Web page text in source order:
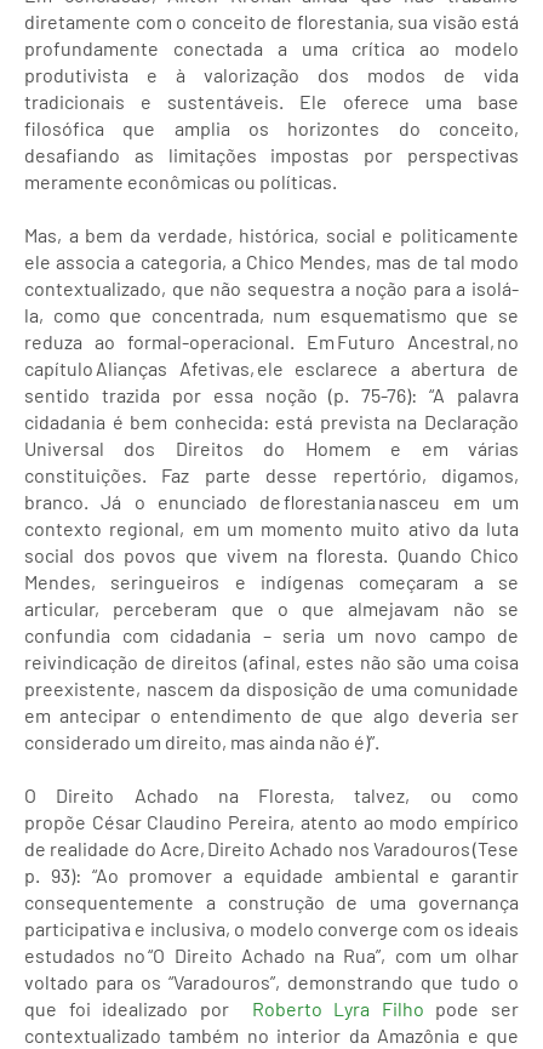
diretamente com o conceito de florestania, sua visão está
profundamente conectada a uma crítica ao modelo
produtivista e à valorização dos modos de vida
tradicionais e sustentáveis. Ele oferece uma base
filosófica que amplia os horizontes do conceito,
desafiando as limitações impostas por perspectivas
meramente econômicas ou políticas.
Mas, a bem da verdade, histórica, social e politicamente
ele associa a categoria, a Chico Mendes, mas de tal modo
contextualizado, que não sequestra a noção para a isolá-
la, como que concentrada, num esquematismo que se
reduza ao formal-operacional. Em Futuro Ancestral, no
capítulo Alianças Afetivas, ele esclarece a abertura de
sentido trazida por essa noção (p. 75-76): “A palavra
cidadania é bem conhecida: está prevista na Declaração
Universal dos Direitos do Homem e em várias
constituições. Faz parte desse repertório, digamos,
branco. Já o enunciado de florestania nasceu em um
contexto regional, em um momento muito ativo da luta
social dos povos que vivem na floresta. Quando Chico
Mendes, seringueiros e indígenas começaram a se
articular, perceberam que o que almejavam não se
confundia com cidadania – seria um novo campo de
reivindicação de direitos (afinal, estes não são uma coisa
preexistente, nascem da disposição de uma comunidade
em antecipar o entendimento de que algo deveria ser
considerado um direito, mas ainda não é)”.
O Direito Achado na Floresta, talvez, ou como
propõe César Claudino Pereira, atento ao modo empírico
de realidade do Acre, Direito Achado nos Varadouros (Tese
p. 93): “Ao promover a equidade ambiental e garantir
consequentemente a construção de uma governança
participativa e inclusiva, o modelo converge com os ideais
estudados no “O Direito Achado na Rua”, com um olhar
voltado para os “Varadouros”, demonstrando que tudo o
que foi idealizado por
Roberto Lyra Filho pode ser
contextualizado também no interior da Amazônia e que